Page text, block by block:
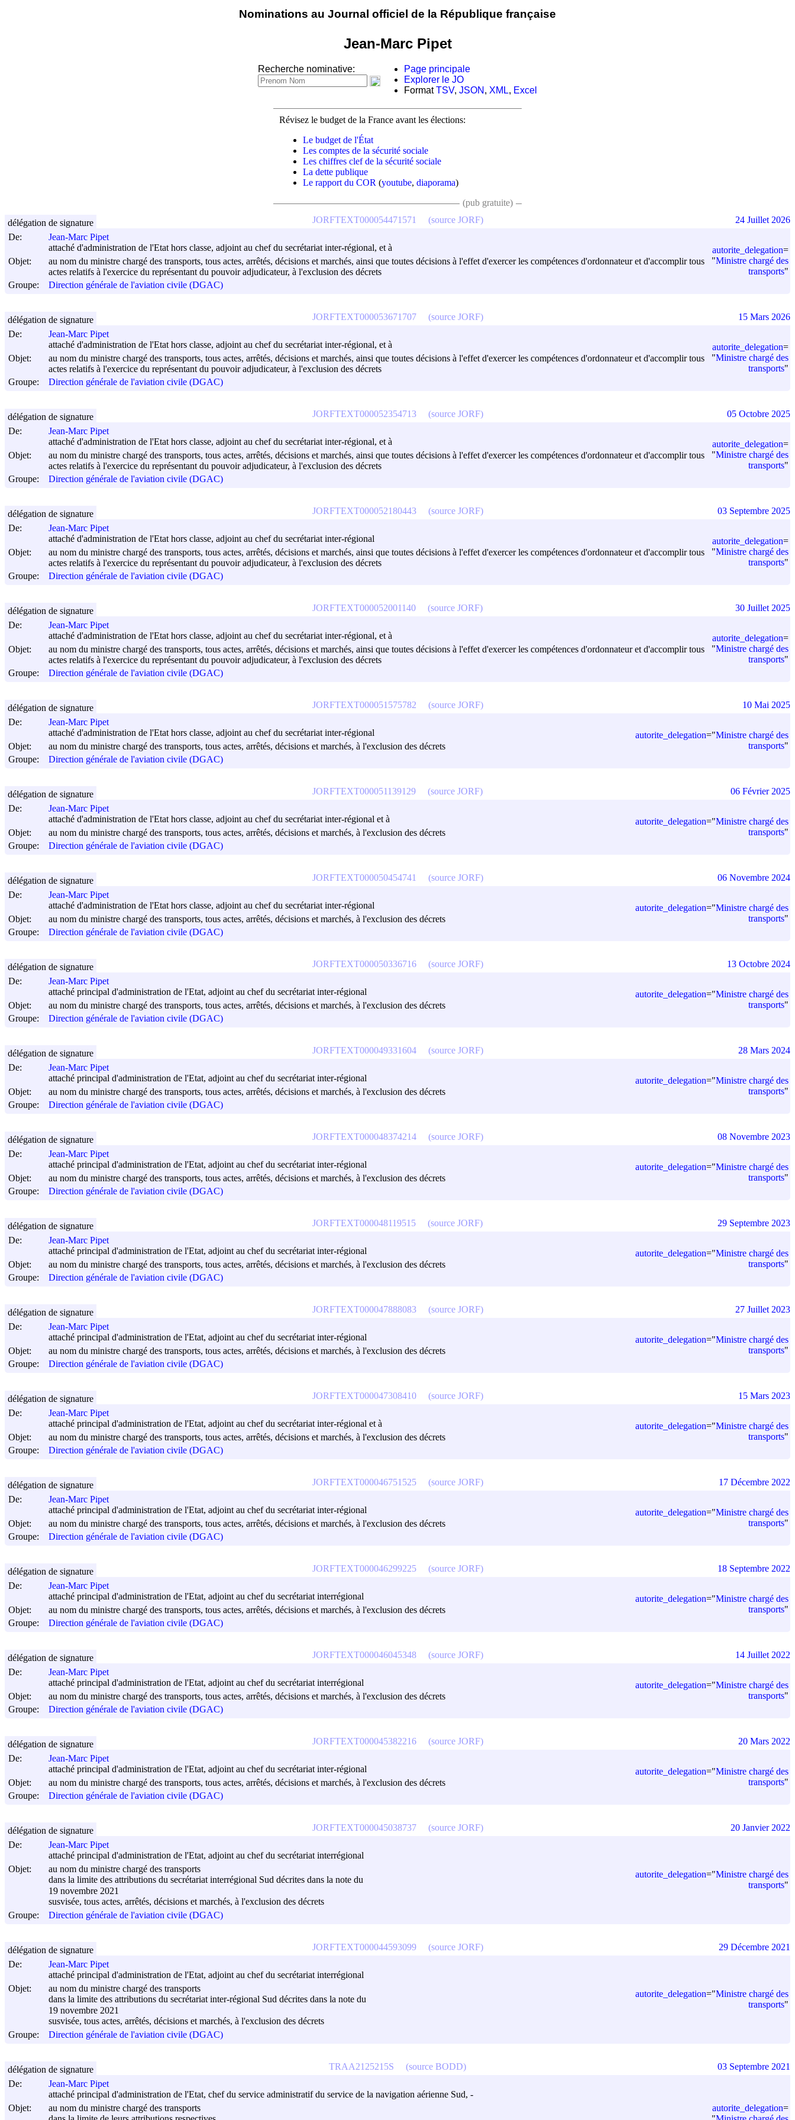
Nominations au Journal officiel de la République française
Jean-Marc Pipet
Recherche nominative:
Page principale
Explorer le JO
FormatTSV, JSON , XML, Excel
Révisez le budget de la France avant les élections:
Le budget de l'État
Les comptes de la sécurité sociale
Les chiffres clef de la sécurité sociale
La dette publique
Le rapport du COR (youtube, diaporama)
(pub gratuite)
De:
Jean-Marc Pipet
attaché d'administration de l'Etat hors classe, adjoint au chef du secrétariat inter-régional, et à
Objet:
au nom du ministre chargé des transports, tous actes, arrêtés, décisions et marchés, ainsi que toutes décisions à l'effet d'exercer les compétences d'ordonnateur et d'accomplir tous
actes relatifs à l'exercice du représentant du pouvoir adjudicateur, à l'exclusion des décrets
Groupe:
Direction générale de l'aviation civile (DGAC)
autorite_delegation=
"Ministre chargé des
transports"
JORFTEXT000054471571 (source JORF)
délégation de signature 24 Juillet 2026
De:
Jean-Marc Pipet
attaché d'administration de l'Etat hors classe, adjoint au chef du secrétariat inter-régional, et à
Objet:
au nom du ministre chargé des transports, tous actes, arrêtés, décisions et marchés, ainsi que toutes décisions à l'effet d'exercer les compétences d'ordonnateur et d'accomplir tous
actes relatifs à l'exercice du représentant du pouvoir adjudicateur, à l'exclusion des décrets
Groupe:
Direction générale de l'aviation civile (DGAC)
autorite_delegation=
"Ministre chargé des
transports"
JORFTEXT000053671707 (source JORF)
délégation de signature 15 Mars 2026
De:
Jean-Marc Pipet
attaché d'administration de l'Etat hors classe, adjoint au chef du secrétariat inter-régional, et à
Objet:
au nom du ministre chargé des transports, tous actes, arrêtés, décisions et marchés, ainsi que toutes décisions à l'effet d'exercer les compétences d'ordonnateur et d'accomplir tous
actes relatifs à l'exercice du représentant du pouvoir adjudicateur, à l'exclusion des décrets
Groupe:
Direction générale de l'aviation civile (DGAC)
autorite_delegation=
"Ministre chargé des
transports"
JORFTEXT000052354713 (source JORF)
délégation de signature 05 Octobre 2025
De:
Jean-Marc Pipet
attaché d'administration de l'Etat hors classe, adjoint au chef du secrétariat inter-régional
Objet:
au nom du ministre chargé des transports, tous actes, arrêtés, décisions et marchés, ainsi que toutes décisions à l'effet d'exercer les compétences d'ordonnateur et d'accomplir tous
actes relatifs à l'exercice du représentant du pouvoir adjudicateur, à l'exclusion des décrets
Groupe:
Direction générale de l'aviation civile (DGAC)
autorite_delegation=
"Ministre chargé des
transports"
JORFTEXT000052180443 (source JORF)
délégation de signature 03 Septembre 2025
De:
Jean-Marc Pipet
attaché d'administration de l'Etat hors classe, adjoint au chef du secrétariat inter-régional, et à
Objet:
au nom du ministre chargé des transports, tous actes, arrêtés, décisions et marchés, ainsi que toutes décisions à l'effet d'exercer les compétences d'ordonnateur et d'accomplir tous
actes relatifs à l'exercice du représentant du pouvoir adjudicateur, à l'exclusion des décrets
Groupe:
Direction générale de l'aviation civile (DGAC)
autorite_delegation=
"Ministre chargé des
transports"
JORFTEXT000052001140 (source JORF)
délégation de signature 30 Juillet 2025
De:
Jean-Marc Pipet
attaché d'administration de l'Etat hors classe, adjoint au chef du secrétariat inter-régional
Objet:
au nom du ministre chargé des transports, tous actes, arrêtés, décisions et marchés, à l'exclusion des décrets
Groupe:
Direction générale de l'aviation civile (DGAC)
autorite_delegation="Ministre chargé des
transports"
JORFTEXT000051575782 (source JORF)
délégation de signature 10 Mai 2025
De:
Jean-Marc Pipet
attaché d'administration de l'Etat hors classe, adjoint au chef du secrétariat inter-régional et à
Objet:
au nom du ministre chargé des transports, tous actes, arrêtés, décisions et marchés, à l'exclusion des décrets
Groupe:
Direction générale de l'aviation civile (DGAC)
autorite_delegation="Ministre chargé des
transports"
JORFTEXT000051139129 (source JORF)
délégation de signature 06 Février 2025
De:
Jean-Marc Pipet
attaché d'administration de l'Etat hors classe, adjoint au chef du secrétariat inter-régional
Objet:
au nom du ministre chargé des transports, tous actes, arrêtés, décisions et marchés, à l'exclusion des décrets
Groupe:
Direction générale de l'aviation civile (DGAC)
autorite_delegation="Ministre chargé des
transports"
JORFTEXT000050454741 (source JORF)
délégation de signature 06 Novembre 2024
De:
Jean-Marc Pipet
attaché principal d'administration de l'Etat, adjoint au chef du secrétariat inter-régional
Objet:
au nom du ministre chargé des transports, tous actes, arrêtés, décisions et marchés, à l'exclusion des décrets
Groupe:
Direction générale de l'aviation civile (DGAC)
autorite_delegation="Ministre chargé des
transports"
JORFTEXT000050336716 (source JORF)
délégation de signature 13 Octobre 2024
De:
Jean-Marc Pipet
attaché principal d'administration de l'Etat, adjoint au chef du secrétariat inter-régional
Objet:
au nom du ministre chargé des transports, tous actes, arrêtés, décisions et marchés, à l'exclusion des décrets
Groupe:
Direction générale de l'aviation civile (DGAC)
autorite_delegation="Ministre chargé des
transports"
JORFTEXT000049331604 (source JORF)
délégation de signature 28 Mars 2024
De:
Jean-Marc Pipet
attaché principal d'administration de l'Etat, adjoint au chef du secrétariat inter-régional
Objet:
au nom du ministre chargé des transports, tous actes, arrêtés, décisions et marchés, à l'exclusion des décrets
Groupe:
Direction générale de l'aviation civile (DGAC)
autorite_delegation="Ministre chargé des
transports"
JORFTEXT000048374214 (source JORF)
délégation de signature 08 Novembre 2023
De:
Jean-Marc Pipet
attaché principal d'administration de l'Etat, adjoint au chef du secrétariat inter-régional
Objet:
au nom du ministre chargé des transports, tous actes, arrêtés, décisions et marchés, à l'exclusion des décrets
Groupe:
Direction générale de l'aviation civile (DGAC)
autorite_delegation="Ministre chargé des
transports"
JORFTEXT000048119515 (source JORF)
délégation de signature 29 Septembre 2023
De:
Jean-Marc Pipet
attaché principal d'administration de l'Etat, adjoint au chef du secrétariat inter-régional
Objet:
au nom du ministre chargé des transports, tous actes, arrêtés, décisions et marchés, à l'exclusion des décrets
Groupe:
Direction générale de l'aviation civile (DGAC)
autorite_delegation="Ministre chargé des
transports"
JORFTEXT000047888083 (source JORF)
délégation de signature 27 Juillet 2023
De:
Jean-Marc Pipet
attaché principal d'administration de l'Etat, adjoint au chef du secrétariat inter-régional et à
Objet:
au nom du ministre chargé des transports, tous actes, arrêtés, décisions et marchés, à l'exclusion des décrets
Groupe:
Direction générale de l'aviation civile (DGAC)
autorite_delegation="Ministre chargé des
transports"
JORFTEXT000047308410 (source JORF)
délégation de signature 15 Mars 2023
De:
Jean-Marc Pipet
attaché principal d'administration de l'Etat, adjoint au chef du secrétariat inter-régional
Objet:
au nom du ministre chargé des transports, tous actes, arrêtés, décisions et marchés, à l'exclusion des décrets
Groupe:
Direction générale de l'aviation civile (DGAC)
autorite_delegation="Ministre chargé des
transports"
JORFTEXT000046751525 (source JORF)
délégation de signature 17 Décembre 2022
De:
Jean-Marc Pipet
attaché principal d'administration de l'Etat, adjoint au chef du secrétariat interrégional
Objet:
au nom du ministre chargé des transports, tous actes, arrêtés, décisions et marchés, à l'exclusion des décrets
Groupe:
Direction générale de l'aviation civile (DGAC)
autorite_delegation="Ministre chargé des
transports"
JORFTEXT000046299225 (source JORF)
délégation de signature 18 Septembre 2022
De:
Jean-Marc Pipet
attaché principal d'administration de l'Etat, adjoint au chef du secrétariat interrégional
Objet:
au nom du ministre chargé des transports, tous actes, arrêtés, décisions et marchés, à l'exclusion des décrets
Groupe:
Direction générale de l'aviation civile (DGAC)
autorite_delegation="Ministre chargé des
transports"
JORFTEXT000046045348 (source JORF)
délégation de signature 14 Juillet 2022
De:
Jean-Marc Pipet
attaché principal d'administration de l'Etat, adjoint au chef du secrétariat inter-régional
Objet:
au nom du ministre chargé des transports, tous actes, arrêtés, décisions et marchés, à l'exclusion des décrets
Groupe:
Direction générale de l'aviation civile (DGAC)
autorite_delegation="Ministre chargé des
transports"
JORFTEXT000045382216 (source JORF)
délégation de signature 20 Mars 2022
De:
Jean-Marc Pipet
attaché principal d'administration de l'Etat, adjoint au chef du secrétariat interrégional
Objet:
au nom du ministre chargé des transports
dans la limite des attributions du secrétariat interrégional Sud décrites dans la note du
19 novembre 2021
susvisée, tous actes, arrêtés, décisions et marchés, à l'exclusion des décrets
Groupe:
Direction générale de l'aviation civile (DGAC)
autorite_delegation="Ministre chargé des
transports"
JORFTEXT000045038737 (source JORF)
délégation de signature 20 Janvier 2022
De:
Jean-Marc Pipet
attaché principal d'administration de l'Etat, adjoint au chef du secrétariat interrégional
Objet:
au nom du ministre chargé des transports
dans la limite des attributions du secrétariat inter-régional Sud décrites dans la note du
19 novembre 2021
susvisée, tous actes, arrêtés, décisions et marchés, à l'exclusion des décrets
Groupe:
Direction générale de l'aviation civile (DGAC)
autorite_delegation="Ministre chargé des
transports"
JORFTEXT000044593099 (source JORF)
délégation de signature 29 Décembre 2021
De:
Jean-Marc Pipet
attaché principal d'administration de l'Etat, chef du service administratif du service de la navigation aérienne Sud, -
Objet:
au nom du ministre chargé des transports
autorite_delegation=
TRAA2125215S (source BODD)
délégation de signature 03 Septembre 2021